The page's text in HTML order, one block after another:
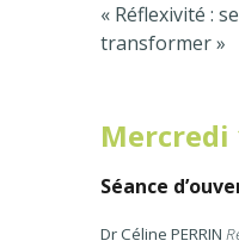
« Réflexivité :
transformer »
Mercredi
Séance
Dr Céline PERRIN